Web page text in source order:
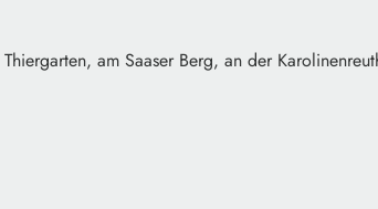
am Saaser Berg, an der